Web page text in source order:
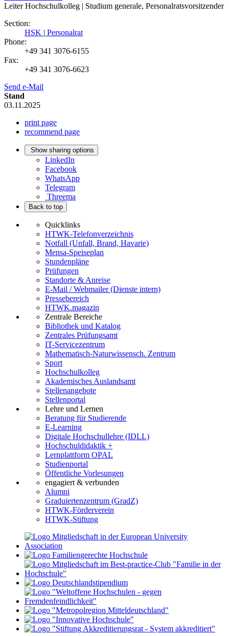
Leiter Hochschulkolleg | Studium generale, Personalratsvorsitzender
Section:
HSK | Personalrat
Phone:
+49 341 3076-6155
Fax:
+49 341 3076-6623
Send e-Mail
Stand
03.11.2025
print page
recommend page
Show sharing options
LinkedIn
Facebook
WhatsApp
Telegram
Threema
Back to top
Quicklinks
HTWK-Telefonverzeichnis
Notfall (Unfall, Brand, Havarie)
Mensa-Speiseplan
Stundenpläne
Prüfungen
Standorte & Anreise
E-Mail / Webmailer (Dienste intern)
Pressebereich
HTWK.magazin
Zentrale Bereiche
Bibliothek und Katalog
Zentrales Prüfungsamt
IT-Servicezentrum
Mathematisch-Naturwissensch. Zentrum
Sport
Hochschulkolleg
Akademisches Auslandsamt
Stellenangebote
Stellenportal
Lehre und Lernen
Beratung für Studierende
E-Learning
Digitale Hochschullehre (IDLL)
Hochschuldidaktik +
Lernplattform OPAL
Studienportal
Öffentliche Vorlesungen
engagiert & verbunden
Alumni
Graduiertenzentrum (GradZ)
HTWK-Förderverein
HTWK-Stiftung